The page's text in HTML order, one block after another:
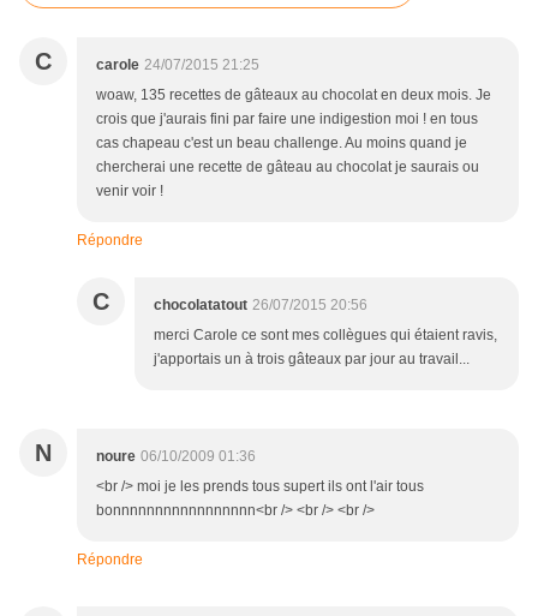
C carole 24/07/2015 21:25
woaw, 135 recettes de gâteaux au chocolat en deux mois. Je
crois que j'aurais fini par faire une indigestion moi ! en tous
cas chapeau c'est un beau challenge. Au moins quand je
chercherai une recette de gâteau au chocolat je saurais ou
venir voir !
Répondre
C chocolatatout 26/07/2015 20:56
merci Carole ce sont mes collègues qui étaient ravis,
j'apportais un à trois gâteaux par jour au travail...
N noure 06/10/2009 01:36
<br /> moi je les prends tous supert ils ont l'air tous
bonnnnnnnnnnnnnnnnn<br /> <br /> <br />
Répondre